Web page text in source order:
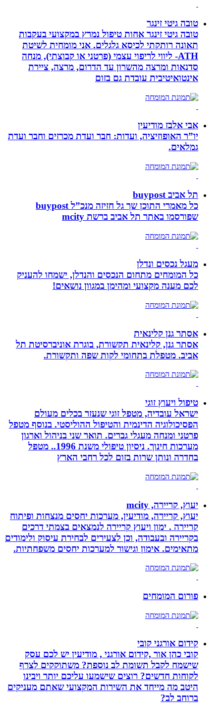
טובה גיטי זינגר
טובה גיטי זינגר אחות טיפול נמרץ במקצועי בעקבות
תאונה רותקתי לכיסא גלגלים. אני מומחית לשיטת
ATH- ליווי לריפוי עצמי (פרטני או קבוצתי), מנחה
סדנאות ומרצה מהשרון עד הדרום, מרצה, ציירת
אינטואיטיבית עובדת גם בזום
אבי אלבז מודיעין
יו”ר האופוזיציה, ועדות: חבר ועדת מכרזים וחבר ועדת
גמלאים.
תל אביב buypost
כל מאמרי התוכן שך גל חזיזה מנכ”ל buypost
שפורסמו באתר תל אביב ברשת mcity
מעגל נכסים ונדלן
כל המומחים מתחום הנכסים והנדלן, ישמחו להעניק
לכם מענה מקצועי ומהימן במגוון נושאים!
אסתר גנן קלינאית
אסתר גנן, קלינאית תקשורת, בוגרת אוניברסיטת תל
אביב. מטפלת בתחומי לקות שפה ותקשורת.
טיפול ויעוץ זוגי
ישראל עובדיה, מטפל זוגי שנעזר בכלים מעולם
הפסיכולוגיה הדינמית והטיפול ההוליסטי. בנוסף מטפל
פרטני ומנחה מעגלי גברים. תואר שני בניהול וארגון
מערכות חינוך. ניסיון טיפולי משנת 1996.. מטפל
בחדרה ונותן שרות בזום לכל רחבי הארץ
יעוץ, קריירה, mcity
יעוץ, קריירה, מודיעין, מערכות יחסים מנצחות ופיתוח
קריירה . ימון ויעוץ קריירה לנמצאים בצמתי דרכים
בקריירה ובעבודה, וכן לצעירים לבחירת עיסוק ולימודים
מתאימים. אימון וגישור למערכות יחסים משפחתיות.
פורום המומחים
קידום אורגני קובי
קובי כהן אור ,קידום אורגני , מודיעין יש לכם עסק
שישמח לקבל תשומת לב נוספת? משתוקקים לצרף
לקוחות חדשים? רוצים שישמעו עליכם יותר ויבינו
היטב מה מייחד את השירות המקצועי שאתם מעניקים
ברוחב לב?